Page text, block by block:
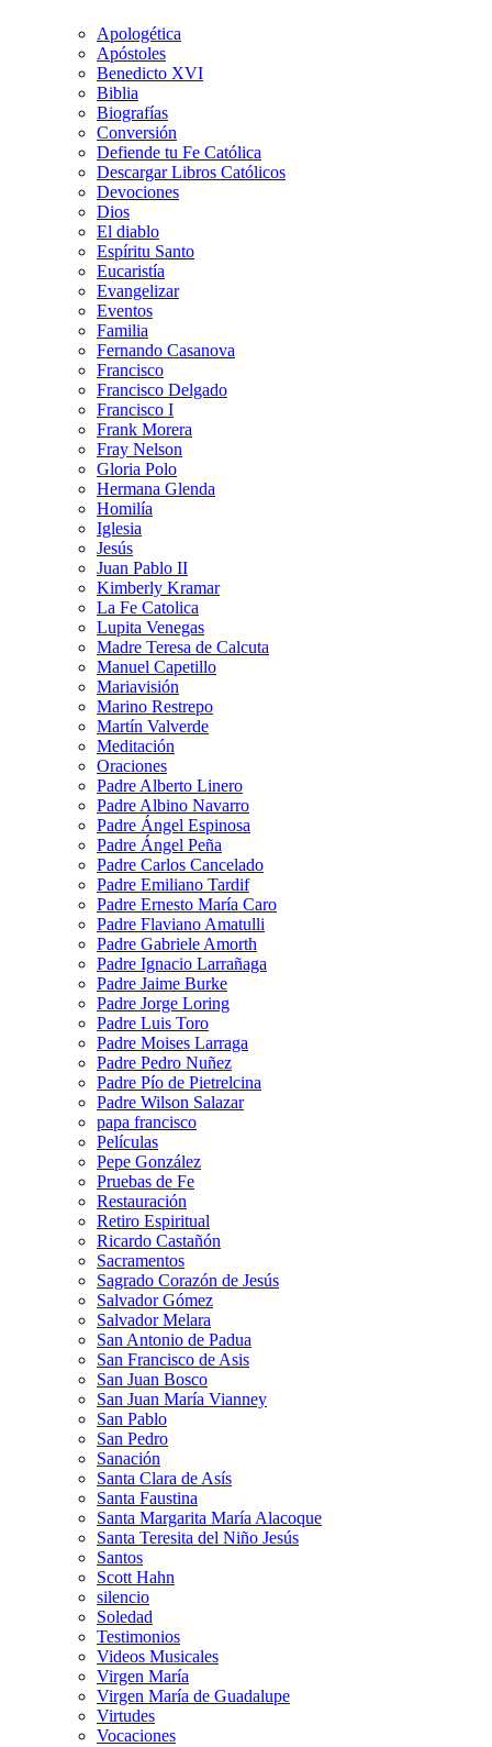
Apologética
Apóstoles
Benedicto XVI
Biblia
Biografías
Conversión
Defiende tu Fe Católica
Descargar Libros Católicos
Devociones
Dios
El diablo
Espíritu Santo
Eucaristía
Evangelizar
Eventos
Familia
Fernando Casanova
Francisco
Francisco Delgado
Francisco I
Frank Morera
Fray Nelson
Gloria Polo
Hermana Glenda
Homilía
Iglesia
Jesús
Juan Pablo II
Kimberly Kramar
La Fe Catolica
Lupita Venegas
Madre Teresa de Calcuta
Manuel Capetillo
Mariavisión
Marino Restrepo
Martín Valverde
Meditación
Oraciones
Padre Alberto Linero
Padre Albino Navarro
Padre Ángel Espinosa
Padre Ángel Peña
Padre Carlos Cancelado
Padre Emiliano Tardif
Padre Ernesto María Caro
Padre Flaviano Amatulli
Padre Gabriele Amorth
Padre Ignacio Larrañaga
Padre Jaime Burke
Padre Jorge Loring
Padre Luis Toro
Padre Moises Larraga
Padre Pedro Nuñez
Padre Pío de Pietrelcina
Padre Wilson Salazar
papa francisco
Películas
Pepe González
Pruebas de Fe
Restauración
Retiro Espiritual
Ricardo Castañón
Sacramentos
Sagrado Corazón de Jesús
Salvador Gómez
Salvador Melara
San Antonio de Padua
San Francisco de Asis
San Juan Bosco
San Juan María Vianney
San Pablo
San Pedro
Sanación
Santa Clara de Asís
Santa Faustina
Santa Margarita María Alacoque
Santa Teresita del Niño Jesús
Santos
Scott Hahn
silencio
Soledad
Testimonios
Videos Musicales
Virgen María
Virgen María de Guadalupe
Virtudes
Vocaciones